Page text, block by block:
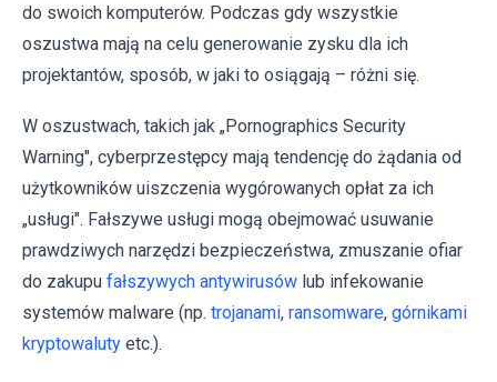
do swoich komputerów. Podczas gdy wszystkie
oszustwa mają na celu generowanie zysku dla ich
projektantów, sposób, w jaki to osiągają – różni się.
W oszustwach, takich jak „Pornographics Security
Warning", cyberprzestępcy mają tendencję do żądania od
użytkowników uiszczenia wygórowanych opłat za ich
„usługi". Fałszywe usługi mogą obejmować usuwanie
prawdziwych narzędzi bezpieczeństwa, zmuszanie ofiar
do zakupu fałszywych antywirusów lub infekowanie
systemów malware (np. trojanami, ransomware, górnikami
kryptowaluty etc.).